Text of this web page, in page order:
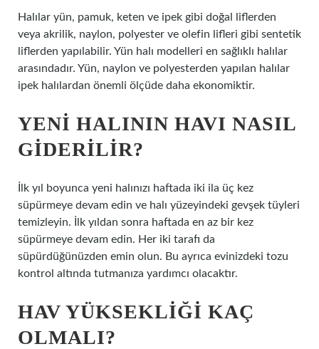
Halılar yün, pamuk, keten ve ipek gibi doğal liflerden
veya akrilik, naylon, polyester ve olefin lifleri gibi sentetik
liflerden yapılabilir. Yün halı modelleri en sağlıklı halılar
arasındadır. Yün, naylon ve polyesterden yapılan halılar
ipek halılardan önemli ölçüde daha ekonomiktir.
YENI HALININ HAVI NASIL
GIDERILIR?
İlk yıl boyunca yeni halınızı haftada iki ila üç kez
süpürmeye devam edin ve halı yüzeyindeki gevşek tüyleri
temizleyin. İlk yıldan sonra haftada en az bir kez
süpürmeye devam edin. Her iki tarafı da
süpürdüğünüzden emin olun. Bu ayrıca evinizdeki tozu
kontrol altında tutmanıza yardımcı olacaktır.
HAV YÜKSEKLIĞI KAÇ
OLMALI?